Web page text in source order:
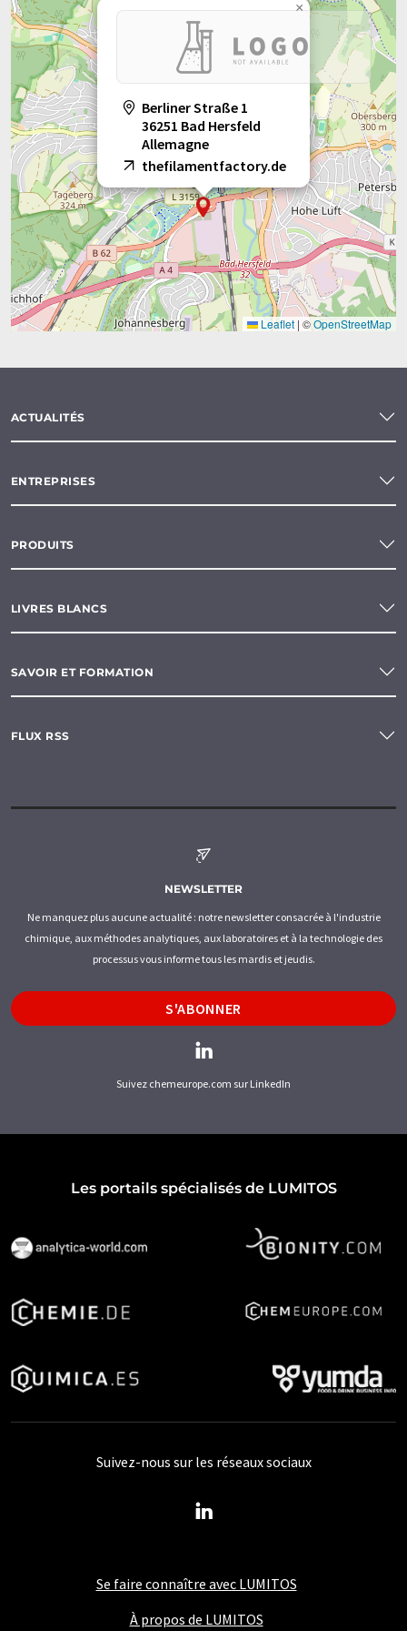
servir l'industrie comme il le fait depuis plus d'un demi-siècle.
Note: Cet article a été traduit à l'aide d'un système
informatique sans intervention humaine. LUMITOS propose
ces traductions automatiques pour présenter un plus large
éventail de présentations d'entreprise. Comme cet article a été
traduit avec traduction automatique, il est possible qu'il
contienne des erreurs de vocabulaire, de syntaxe ou de
grammaire. L'article original dans Anglais peut être trouvéici.
Berliner Straße 1
36251 Bad Hersfeld
Allemagne
thefilamentfactory.de
×
Leaflet | ©OpenStreetMap
ACTUALITÉS
ENTREPRISES
PRODUITS
LIVRES BLANCS
SAVOIR ET FORMATION
FLUX RSS
NEWSLETTER
Ne manquez plus aucune actualité : notre newsletter consacrée à l'industrie
chimique, aux méthodes analytiques, aux laboratoires et à la technologie des
processus vous informe tous les mardis et jeudis.
S'ABONNER
Suivez chemeurope.com sur LinkedIn
Les portails spécialisés de LUMITOS
Se faire connaître avec LUMITOS
À propos de LUMITOS
Suivez-nous sur les réseaux sociaux